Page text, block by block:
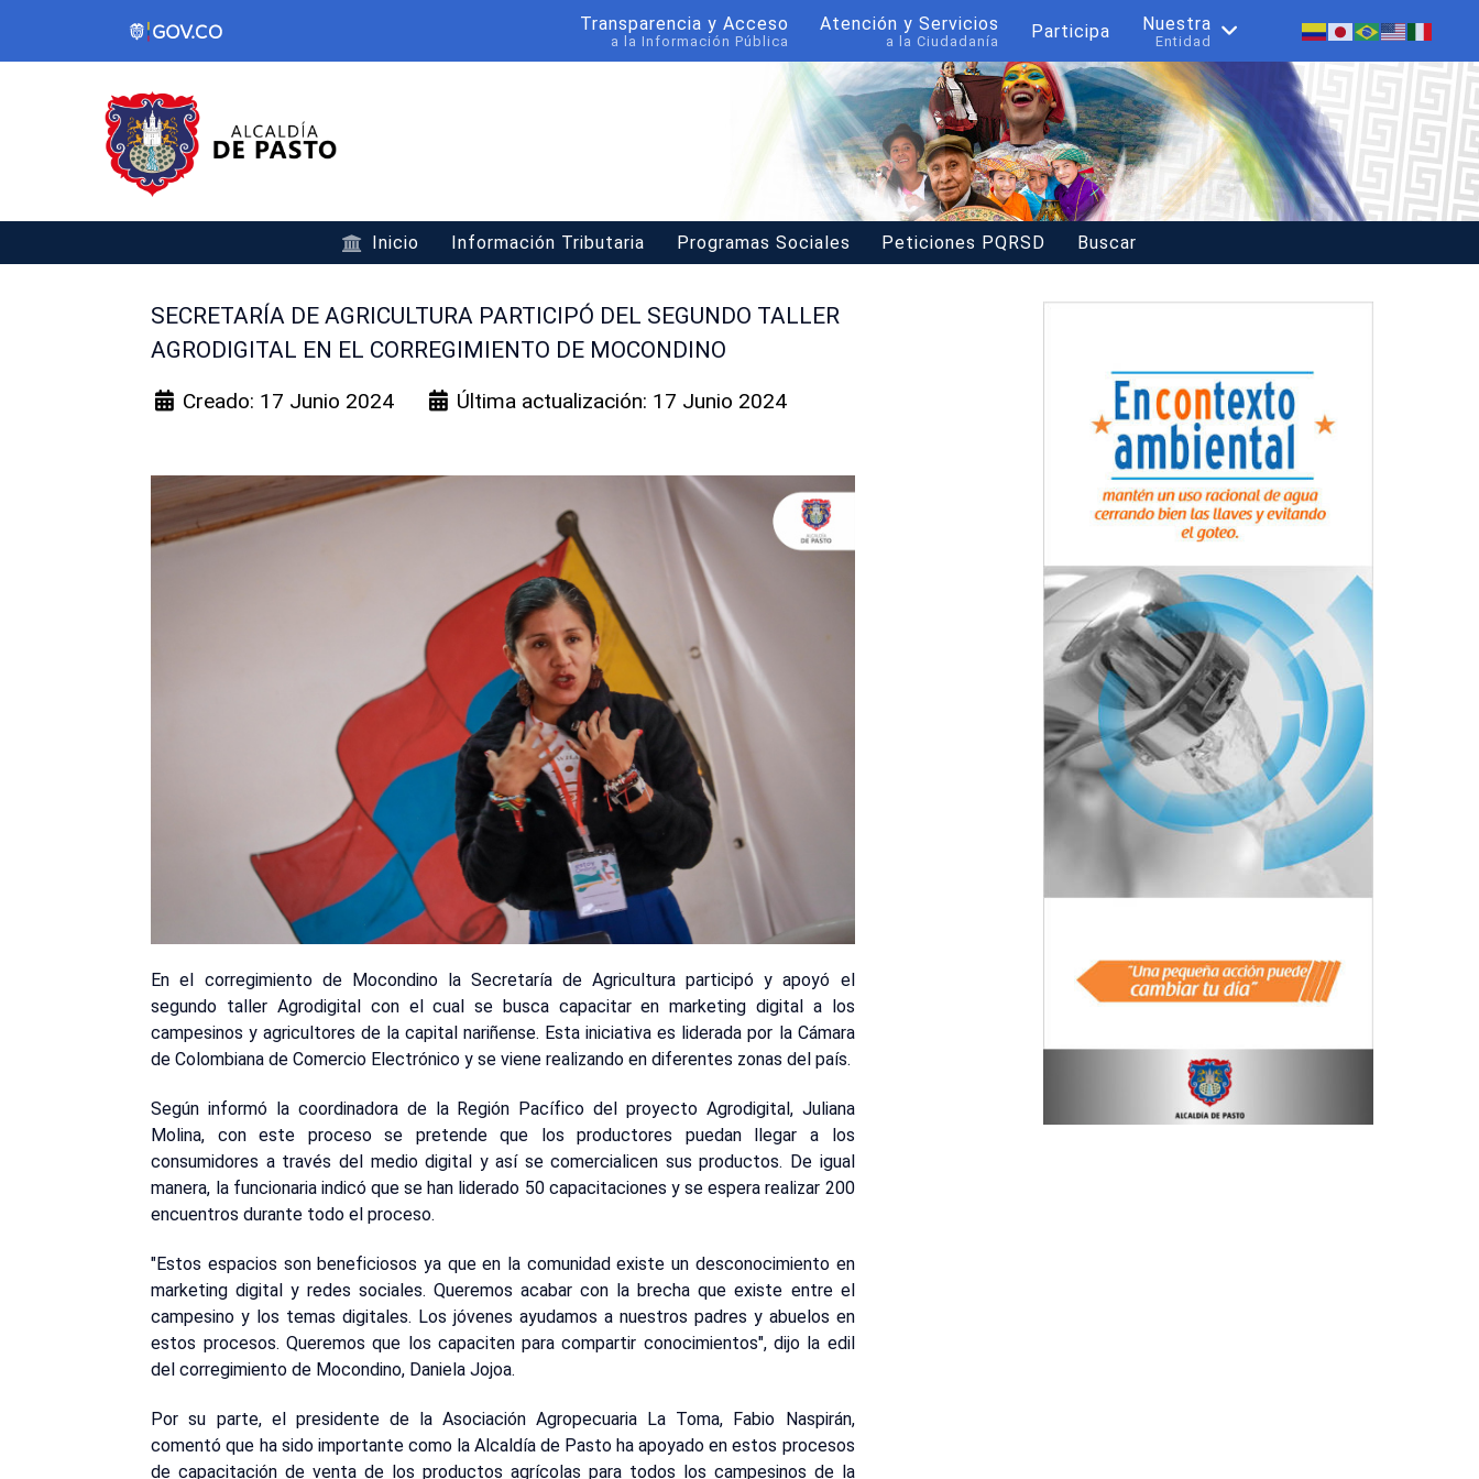
Transparencia y Acceso
a la Información Pública
Atención y Servicios
a la Ciudadanía Participa Nuestra
Entidad
Inicio Información Tributaria Programas Sociales Peticiones PQRSD Buscar
SECRETARÍA DE AGRICULTURA PARTICIPÓ DEL SEGUNDO TALLER
AGRODIGITAL EN EL CORREGIMIENTO DE MOCONDINO
Creado: 17 Junio 2024 Última actualización: 17 Junio 2024
En el corregimiento de Mocondino la Secretaría de Agricultura participó y apoyó el
segundo taller Agrodigital con el cual se busca capacitar en marketing digital a los
campesinos y agricultores de la capital nariñense. Esta iniciativa es liderada por la Cámara
de Colombiana de Comercio Electrónico y se viene realizando en diferentes zonas del país.
Según informó la coordinadora de la Región Pacífico del proyecto Agrodigital, Juliana
Molina, con este proceso se pretende que los productores puedan llegar a los
consumidores a través del medio digital y así se comercialicen sus productos. De igual
manera, la funcionaria indicó que se han liderado 50 capacitaciones y se espera realizar 200
encuentros durante todo el proceso.
"Estos espacios son beneficiosos ya que en la comunidad existe un desconocimiento en
marketing digital y redes sociales. Queremos acabar con la brecha que existe entre el
campesino y los temas digitales. Los jóvenes ayudamos a nuestros padres y abuelos en
estos procesos. Queremos que los capaciten para compartir conocimientos", dijo la edil
del corregimiento de Mocondino, Daniela Jojoa.
Por su parte, el presidente de la Asociación Agropecuaria La Toma, Fabio Naspirán,
comentó que ha sido importante como la Alcaldía de Pasto ha apoyado en estos procesos
de capacitación de venta de los productos agrícolas para todos los campesinos de la